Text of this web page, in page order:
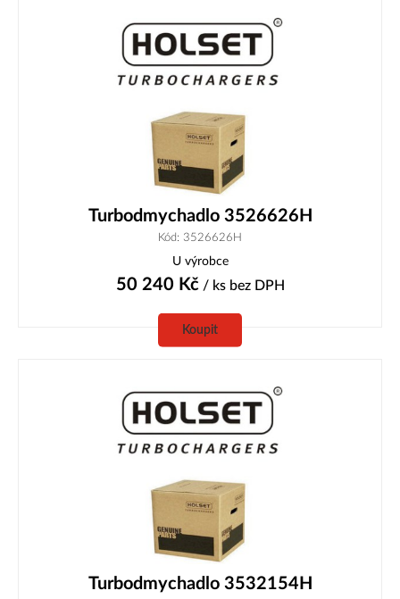
Turbodmychadlo 3526626H
Kód: 3526626H
U výrobce
50 240 Kč/ ks bez DPH
Koupit
Turbodmychadlo 3532154H